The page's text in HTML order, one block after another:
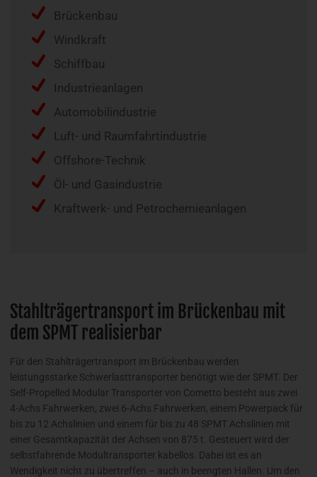
Brückenbau
Windkraft
Schiffbau
Industrieanlagen
Automobilindustrie
Luft- und Raumfahrtindustrie
Offshore-Technik
Öl- und Gasindustrie
Kraftwerk- und Petrochemieanlagen
Stahlträgertransport im Brückenbau mit
dem SPMT realisierbar
Für den Stahlträgertransport im Brückenbau werden
leistungsstarke Schwerlasttransporter benötigt wie der SPMT. Der
Self-Propelled Modular Transporter von Cometto besteht aus zwei
4-Achs Fahrwerken, zwei 6-Achs Fahrwerken, einem Powerpack für
bis zu 12 Achslinien und einem für bis zu 48 SPMT Achslinien mit
einer Gesamtkapazität der Achsen von 875 t. Gesteuert wird der
selbstfahrende Modultransporter kabellos. Dabei ist es an
Wendigkeit nicht zu übertreffen – auch in beengten Hallen. Um den